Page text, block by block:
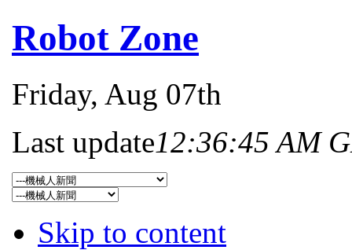
Robot Zone
Friday, Aug 07th
Last update12:36:45 AM
Skip to content